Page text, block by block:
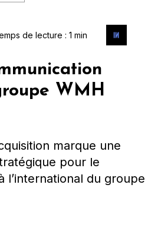
de lecture : 1 min
WMH
marque une
pour le
l’international du groupe